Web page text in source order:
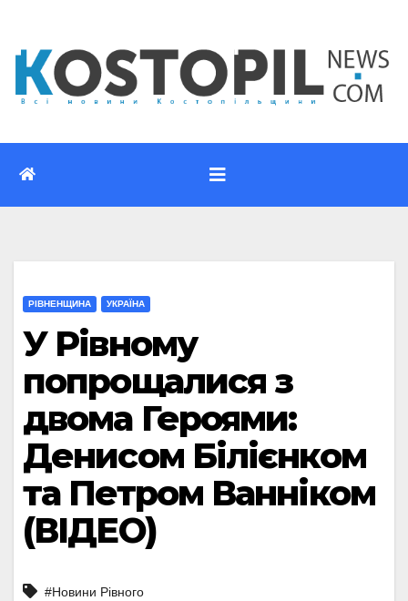
вмісту
РІВНЕНЩИНА УКРАЇНА
У Рівному
попрощалися з
двома Героями:
Денисом Білієнком
та Петром Ванніком
(ВІДЕО)
#Новини Рівного